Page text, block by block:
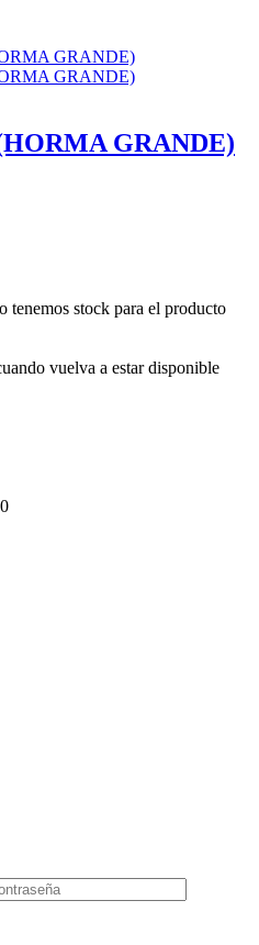
GRANDE)
tenemos stock para el producto
vuelva a estar disponible